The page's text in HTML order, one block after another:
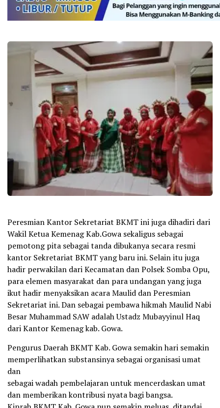
Peresmian Kantor Sekretariat BKMT ini juga dihadiri dari
Wakil Ketua Kemenag Kab.Gowa sekaligus sebagai
pemotong pita sebagai tanda dibukanya secara resmi
kantor Sekretariat BKMT yang baru ini. Selain itu juga
hadir perwakilan dari Kecamatan dan Polsek Somba Opu,
para elemen masyarakat dan para undangan yang juga
ikut hadir menyaksikan acara Maulid dan Peresmian
Sekretariat ini. Dan sebagai pembawa hikmah Maulid Nabi
Besar Muhammad SAW adalah Ustadz Mubayyinul Haq
dari Kantor Kemenag kab. Gowa.
Pengurus Daerah BKMT Kab. Gowa semakin hari semakin
memperlihatkan substansinya sebagai organisasi umat
dan
sebagai wadah pembelajaran untuk mencerdaskan umat
dan memberikan kontribusi nyata bagi bangsa.